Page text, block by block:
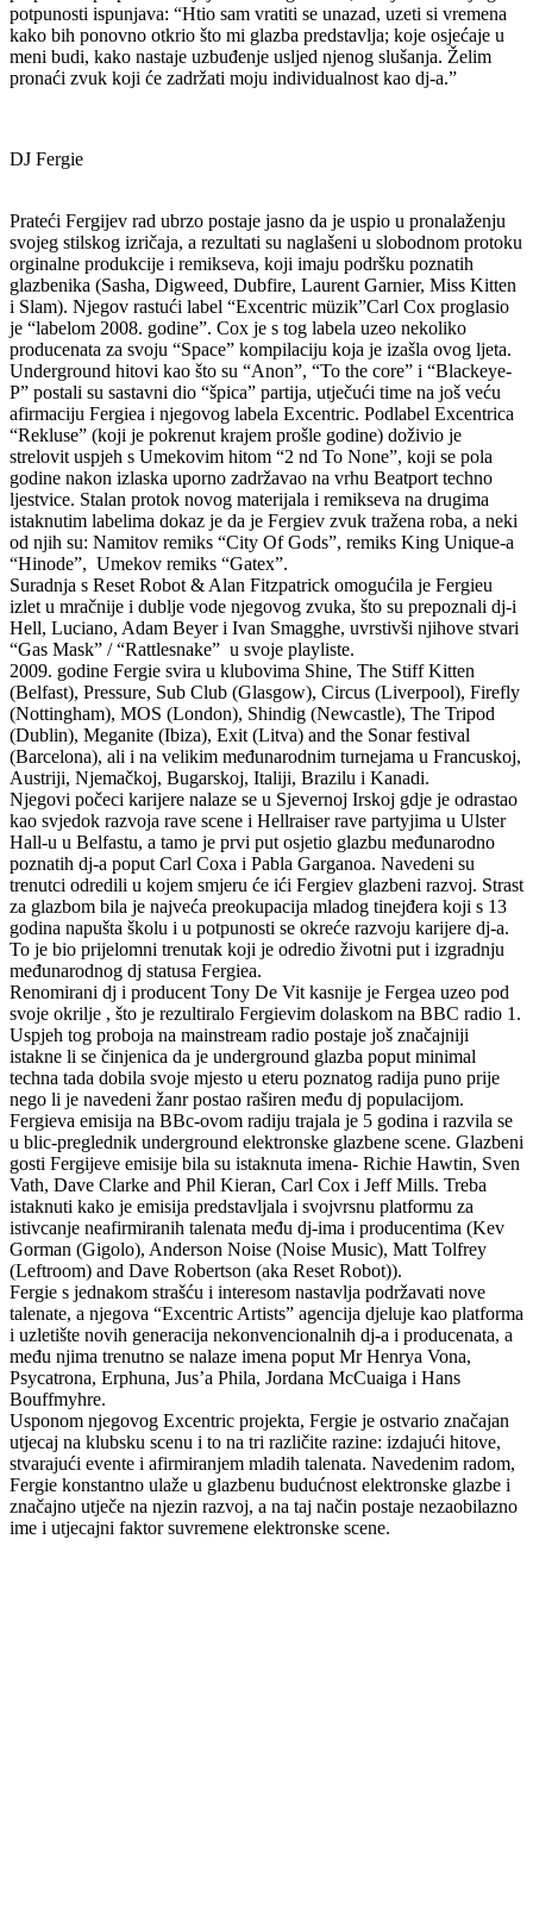
potpunosti ispunjava: “Htio sam vratiti se unazad, uzeti si vremena
kako bih ponovno otkrio što mi glazba predstavlja; koje osjećaje u
meni budi, kako nastaje uzbuđenje usljed njenog slušanja. Želim
pronaći zvuk koji će zadržati moju individualnost kao dj-a.”
DJ Fergie
Prateći Fergijev rad ubrzo postaje jasno da je uspio u pronalaženju
svojeg stilskog izričaja, a rezultati su naglašeni u slobodnom protoku
orginalne produkcije i remikseva, koji imaju podršku poznatih
glazbenika (Sasha, Digweed, Dubfire, Laurent Garnier, Miss Kitten
i Slam). Njegov rastući label “Excentric müzik”Carl Cox proglasio
je “labelom 2008. godine”. Cox je s tog labela uzeo nekoliko
producenata za svoju “Space” kompilaciju koja je izašla ovog ljeta.
Underground hitovi kao što su “Anon”, “To the core” i “Blackeye-
P” postali su sastavni dio “špica” partija, utječući time na još veću
afirmaciju Fergiea i njegovog labela Excentric. Podlabel Excentrica
“Rekluse” (koji je pokrenut krajem prošle godine) doživio je
strelovit uspjeh s Umekovim hitom “2 nd To None”, koji se pola
godine nakon izlaska uporno zadržavao na vrhu Beatport techno
ljestvice. Stalan protok novog materijala i remikseva na drugima
istaknutim labelima dokaz je da je Fergiev zvuk tražena roba, a neki
od njih su: Namitov remiks “City Of Gods”, remiks King Unique-a
“Hinode”, Umekov remiks “Gatex”.
Suradnja s Reset Robot & Alan Fitzpatrick omogućila je Fergieu
izlet u mračnije i dublje vode njegovog zvuka, što su prepoznali dj-i
Hell, Luciano, Adam Beyer i Ivan Smagghe, uvrstivši njihove stvari
“Gas Mask” / “Rattlesnake” u svoje playliste.
2009. godine Fergie svira u klubovima Shine, The Stiff Kitten
(Belfast), Pressure, Sub Club (Glasgow), Circus (Liverpool), Firefly
(Nottingham), MOS (London), Shindig (Newcastle), The Tripod
(Dublin), Meganite (Ibiza), Exit (Litva) and the Sonar festival
(Barcelona), ali i na velikim međunarodnim turnejama u Francuskoj,
Austriji, Njemačkoj, Bugarskoj, Italiji, Brazilu i Kanadi.
Njegovi počeci karijere nalaze se u Sjevernoj Irskoj gdje je odrastao
kao svjedok razvoja rave scene i Hellraiser rave partyjima u Ulster
Hall-u u Belfastu, a tamo je prvi put osjetio glazbu međunarodno
poznatih dj-a poput Carl Coxa i Pabla Garganoa. Navedeni su
trenutci odredili u kojem smjeru će ići Fergiev glazbeni razvoj. Strast
za glazbom bila je najveća preokupacija mladog tinejđera koji s 13
godina napušta školu i u potpunosti se okreće razvoju karijere dj-a.
To je bio prijelomni trenutak koji je odredio životni put i izgradnju
međunarodnog dj statusa Fergiea.
Renomirani dj i producent Tony De Vit kasnije je Fergea uzeo pod
svoje okrilje , što je rezultiralo Fergievim dolaskom na BBC radio 1.
Uspjeh tog proboja na mainstream radio postaje još značajniji
istakne li se činjenica da je underground glazba poput minimal
techna tada dobila svoje mjesto u eteru poznatog radija puno prije
nego li je navedeni žanr postao raširen među dj populacijom.
Fergieva emisija na BBc-ovom radiju trajala je 5 godina i razvila se
u blic-preglednik underground elektronske glazbene scene. Glazbeni
gosti Fergijeve emisije bila su istaknuta imena- Richie Hawtin, Sven
Vath, Dave Clarke and Phil Kieran, Carl Cox i Jeff Mills. Treba
istaknuti kako je emisija predstavljala i svojvrsnu platformu za
istivcanje neafirmiranih talenata među dj-ima i producentima (Kev
Gorman (Gigolo), Anderson Noise (Noise Music), Matt Tolfrey
(Leftroom) and Dave Robertson (aka Reset Robot)).
Fergie s jednakom strašću i interesom nastavlja podržavati nove
talenate, a njegova “Excentric Artists” agencija djeluje kao platforma
i uzletište novih generacija nekonvencionalnih dj-a i producenata, a
među njima trenutno se nalaze imena poput Mr Henrya Vona,
Psycatrona, Erphuna, Jus’a Phila, Jordana McCuaiga i Hans
Bouffmyhre.
Usponom njegovog Excentric projekta, Fergie je ostvario značajan
utjecaj na klubsku scenu i to na tri različite razine: izdajući hitove,
stvarajući evente i afirmiranjem mladih talenata. Navedenim radom,
Fergie konstantno ulaže u glazbenu budućnost elektronske glazbe i
značajno utječe na njezin razvoj, a na taj način postaje nezaobilazno
ime i utjecajni faktor suvremene elektronske scene.